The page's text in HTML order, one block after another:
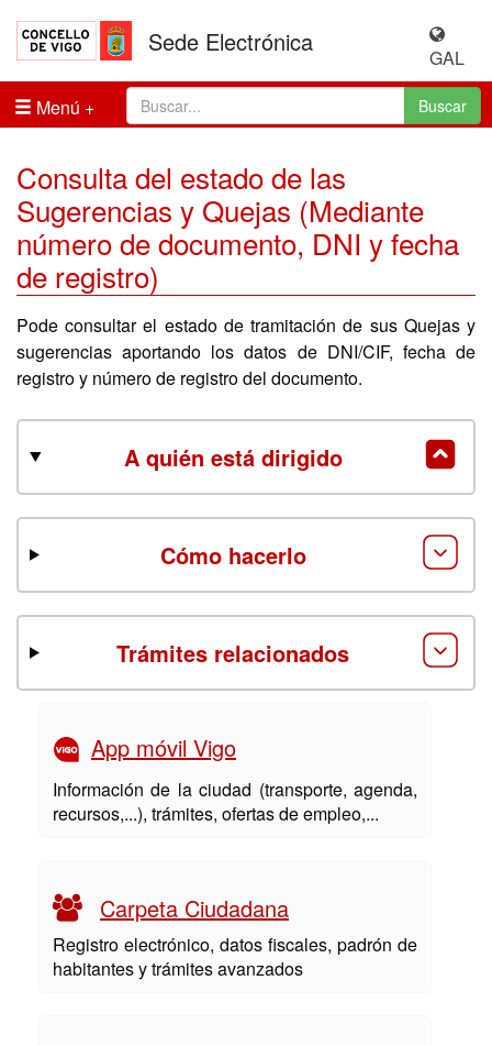
Sede Electrónica
GAL
Menú
Buscar
Consulta del estado de las
Sugerencias y Quejas (Mediante
número de documento, DNI y fecha
de registro)
Pode consultar el estado de tramitación de sus Quejas y
sugerencias aportando los datos de DNI/CIF, fecha de
registro y número de registro del documento.
A quién está dirigido
Cómo hacerlo
Trámites relacionados
App móvil Vigo
Información de la ciudad (transporte, agenda,
recursos,...), trámites, ofertas de empleo,...
Carpeta Ciudadana
Registro electrónico, datos fiscales, padrón de
habitantes y trámites avanzados